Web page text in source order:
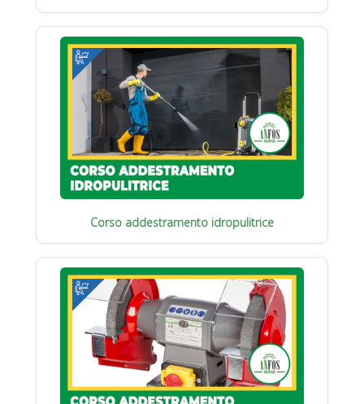
Corso addestramento idropulitrice